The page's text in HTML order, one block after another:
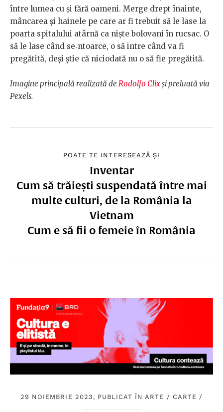
între lumea cu și fără oameni. Merge drept înainte,
mâncarea și hainele pe care ar fi trebuit să le lase la
poarta spitalului atârnă ca niște bolovani în rucsac. O
să le lase când se‑ntoarce, o să intre când va fi
pregătită, deși știe că niciodată nu o să fie pregătită.
Imagine principală realizată de Rodolfo Clixși preluată via
Pexels.
POATE TE INTERESEAZĂ ȘI
Inventar
Cum să trăiești suspendată între mai
multe culturi, de la România la
Vietnam
Cum e să fii o femeie în România
29 NOIEMBRIE 2023, PUBLICAT ÎN ARTE / CARTE /